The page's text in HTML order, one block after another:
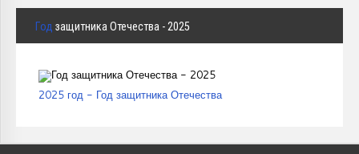
Год защитника Отечества - 2025
2025 год - Год защитника Отечества